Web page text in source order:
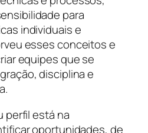
para
individuais e
esses conceitos e
equipes que se
disciplina e
perfil está na
oportunidades, de